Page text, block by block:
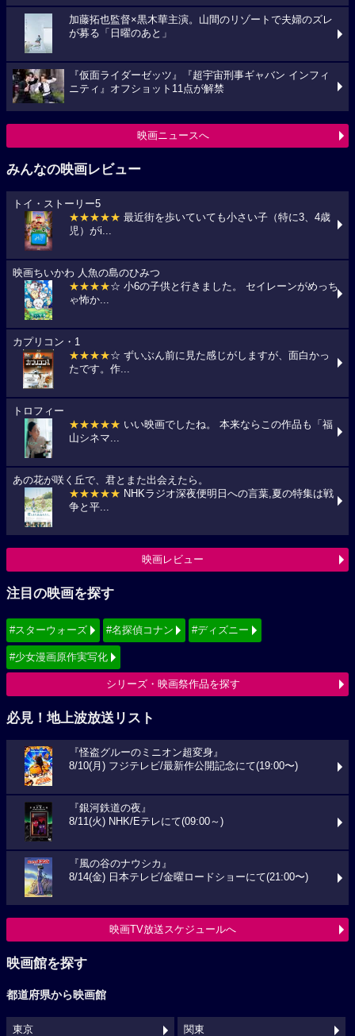
加藤拓也監督×黒木華主演。山間のリゾートで夫婦のズレ
が募る「日曜のあと」
『仮面ライダーゼッツ』『超宇宙刑事ギャバン インフィ
ニティ』オフショット11点が解禁
映画ニュースへ
みんなの映画レビュー
トイ・ストーリー5
★★★★★ 最近街を歩いていても小さい子（特に3、4歳
児）がi...
映画ちいかわ 人魚の島のひみつ
★★★★☆ 小6の子供と行きました。 セイレーンがめっち
ゃ怖か...
カプリコン・1
★★★★☆ ずいぶん前に見た感じがしますが、面白かっ
たです。作...
トロフィー
★★★★★ いい映画でしたね。 本来ならこの作品も「福
山シネマ...
あの花が咲く丘で、君とまた出会えたら。
★★★★★ NHKラジオ深夜便明日への言葉,夏の特集は戦
争と平...
映画レビュー
注目の映画を探す
#スターウォーズ #名探偵コナン #ディズニー
#少女漫画原作実写化
シリーズ・映画祭作品を探す
必見！地上波放送リスト
『怪盗グルーのミニオン超変身』
8/10(月) フジテレビ/最新作公開記念にて(19:00〜)
『銀河鉄道の夜』
8/11(火) NHK/Eテレにて(09:00～)
『風の谷のナウシカ』
8/14(金) 日本テレビ/金曜ロードショーにて(21:00〜)
映画TV放送スケジュールへ
映画館を探す
都道府県から映画館
東京 関東